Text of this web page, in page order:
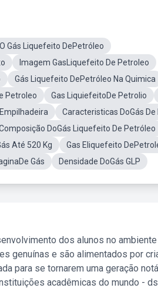
O Gás Liquefeito DePetróleo
Imagem GasLiquefeito De Petroleo
Gás Liquefeito DePetróleo Na Quimica
Petroleo Gas LiquiefeitoDe Petrolio
Caracteristicas DoGás
DoGás Liquefeito De Petróleo
Até 520 Kg
Gas Eliquefeito
Gás Densidade DoGás GLP
dos alunos no
genuínas e são alimentados por
para se tornarem uma geração
acadêmicas do mundo -